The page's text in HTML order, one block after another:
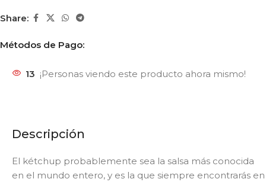
Share:
Métodos de Pago:
13 ¡Personas viendo este producto ahora mismo!
Descripción
El kétchup probablemente sea la salsa más conocida
en el mundo entero, y es la que siempre encontrarás en